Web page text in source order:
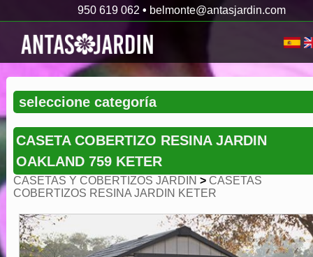
950 619 062 • belmonte@antasjardin.com
CASETA COBERTIZO RESINA JARDIN
OAKLAND 759 KETER
CASETAS Y COBERTIZOS JARDIN > CASETAS
COBERTIZOS RESINA JARDIN KETER